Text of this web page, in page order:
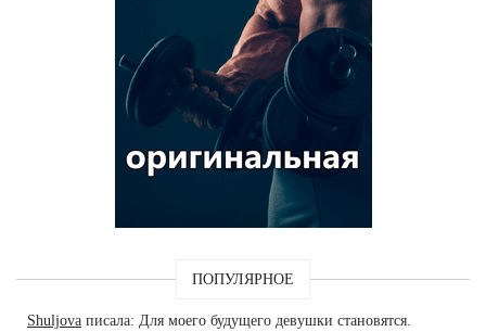
ПОПУЛЯРНОЕ
Shuljova писала: Для моего будущего девушки становятся.